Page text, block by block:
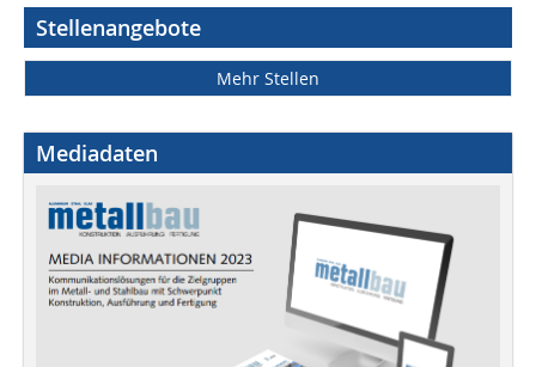
Stellenangebote
Mehr Stellen
Mediadaten